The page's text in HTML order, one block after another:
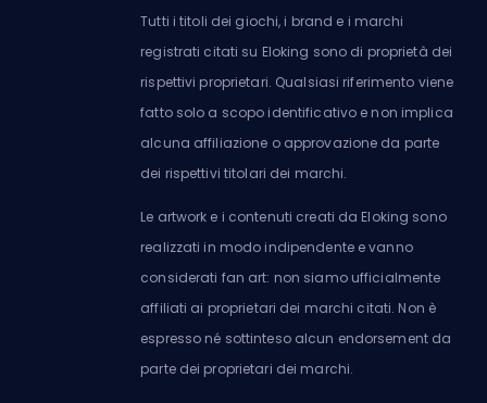
Tutti i titoli dei giochi, i brand e i marchi
registrati citati su Eloking sono di proprietà dei
rispettivi proprietari. Qualsiasi riferimento viene
fatto solo a scopo identificativo e non implica
alcuna affiliazione o approvazione da parte
dei rispettivi titolari dei marchi.
Le artwork e i contenuti creati da Eloking sono
realizzati in modo indipendente e vanno
considerati fan art: non siamo ufficialmente
affiliati ai proprietari dei marchi citati. Non è
espresso né sottinteso alcun endorsement da
parte dei proprietari dei marchi.